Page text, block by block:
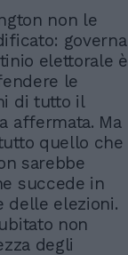
non le
governa
elettorale è
le
di tutto il
affermata. Ma
quello che
sarebbe
succede in
delle elezioni.
non
degli